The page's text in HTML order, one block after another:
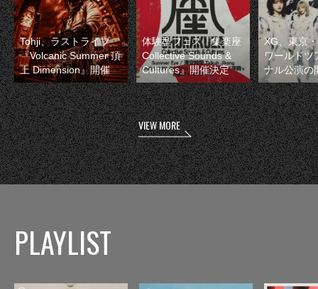
Tohji、ラストライブ
『Volcanic Summer 頂
上 Dimension』開催
体験型フェス『集楽座
Collective Sounds &
Cultures』開催決定
XG、東京
ワールドツ
ナル公演の
VIEW MORE
PLAYLIST